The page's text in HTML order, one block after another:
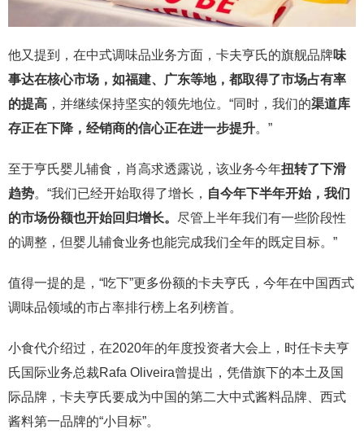
他又提到，在中式调味品业务方面，卡夫亨氏的旗舰品牌味
事达在核心市场，如福建、广东等地，都取得了市场占有率
的提高 ，并继续保持坚实的领先地位。“同时，我们的渠道库
存正在下降，经销商的信心正在进一步提升。”
至于亨氏婴儿辅食，肖高求透露说，该业务今年扭转了下滑
趋势。“我们已经开始取得了增长， 自今年下半年开始，我们
的市场份额也开始回归增长。 尽管上半年我们有一些阶段性
的调整，但婴儿辅食业务也能完成我们全年的既定目标。”
值得一提的是，“吃下”更多份额的卡夫亨氏，今年在中国西式
调味品领域的市占率排行榜上名列榜首。
小食代介绍过，在2020年的年度投资者大会上，时任卡夫亨
氏国际业务总裁Rafa Oliveira曾提出，凭借旗下的本土及国
际品牌，卡夫亨氏要成为中国的第二大中式酱料品牌、西式
酱料第一品牌的“小目标”。